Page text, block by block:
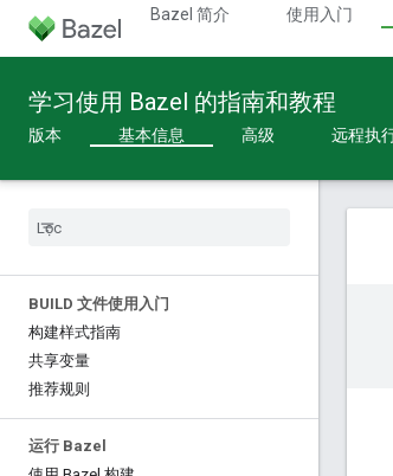
Bazel 简介 使用入门
学习使用 Bazel 的指南和教程
版本 基本信息 高级 远程执
BUILD 文件使用入门
构建样式指南
共享变量
推荐规则
运行 Bazel